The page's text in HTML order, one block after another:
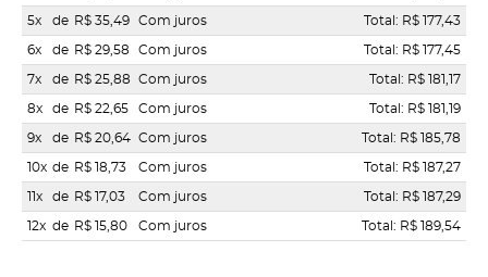
5x de R$ 35,49 Com juros Total: R$ 177,43
6x de R$ 29,58 Com juros Total: R$ 177,45
7x de R$ 25,88 Com juros Total: R$ 181,17
8x de R$ 22,65 Com juros Total: R$ 181,19
9x de R$ 20,64 Com juros Total: R$ 185,78
10x de R$ 18,73 Com juros Total: R$ 187,27
11x de R$ 17,03 Com juros Total: R$ 187,29
12x de R$ 15,80 Com juros Total: R$ 189,54